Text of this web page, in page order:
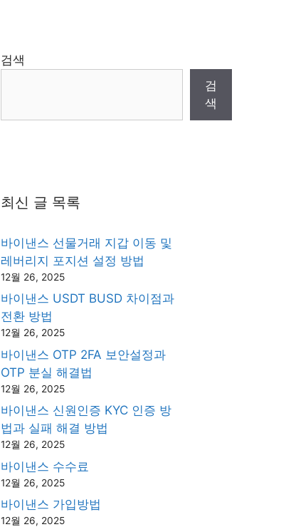
검색
검
색
최신 글 목록
바이낸스 선물거래 지갑 이동 및
레버리지 포지션 설정 방법
12월 26, 2025
바이낸스 USDT BUSD 차이점과
전환 방법
12월 26, 2025
바이낸스 OTP 2FA 보안설정과
OTP 분실 해결법
12월 26, 2025
바이낸스 신원인증 KYC 인증 방
법과 실패 해결 방법
12월 26, 2025
바이낸스 수수료
12월 26, 2025
바이낸스 가입방법
12월 26, 2025